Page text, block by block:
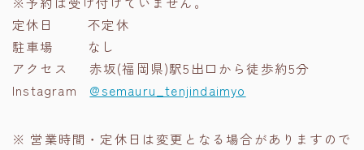
定休日 不定休
駐車場 なし
アクセス 赤坂(福岡県)駅5出口から徒歩約5分
Instagram @semauru_tenjindaimyo
※ 営業時間・定休日は変更となる場合がありますので